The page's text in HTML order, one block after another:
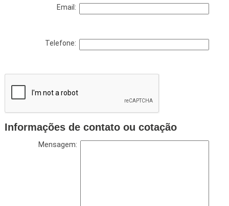
Email:
Telefone:
Informações de contato ou cotação
Mensagem: